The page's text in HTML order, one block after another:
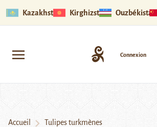
Kazakhstan Kirghizstan Ouzbékistan
Connexion
Accueil Tulipes turkmènes